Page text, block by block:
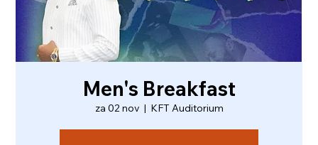
Men's Breakfast
za 02 nov
  |
KFT Auditorium